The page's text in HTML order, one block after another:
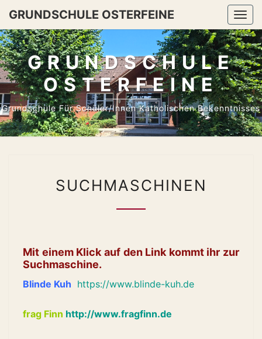
Skip
content
GRUNDSCHULE OSTERFEINE
GRUNDSCHULE
OSTERFEINE
Grundschule Für Schüler/innen Katholischen Bekenntnisses
SUCHMASCHINEN
Mit einem Klick auf den Link kommt ihr zur
Suchmaschine.
Blinde Kuh https://www.blinde-kuh.de
frag Finn http://www.fragfinn.de